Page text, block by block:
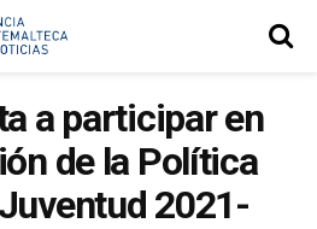
a participar en
de la Política
2021-